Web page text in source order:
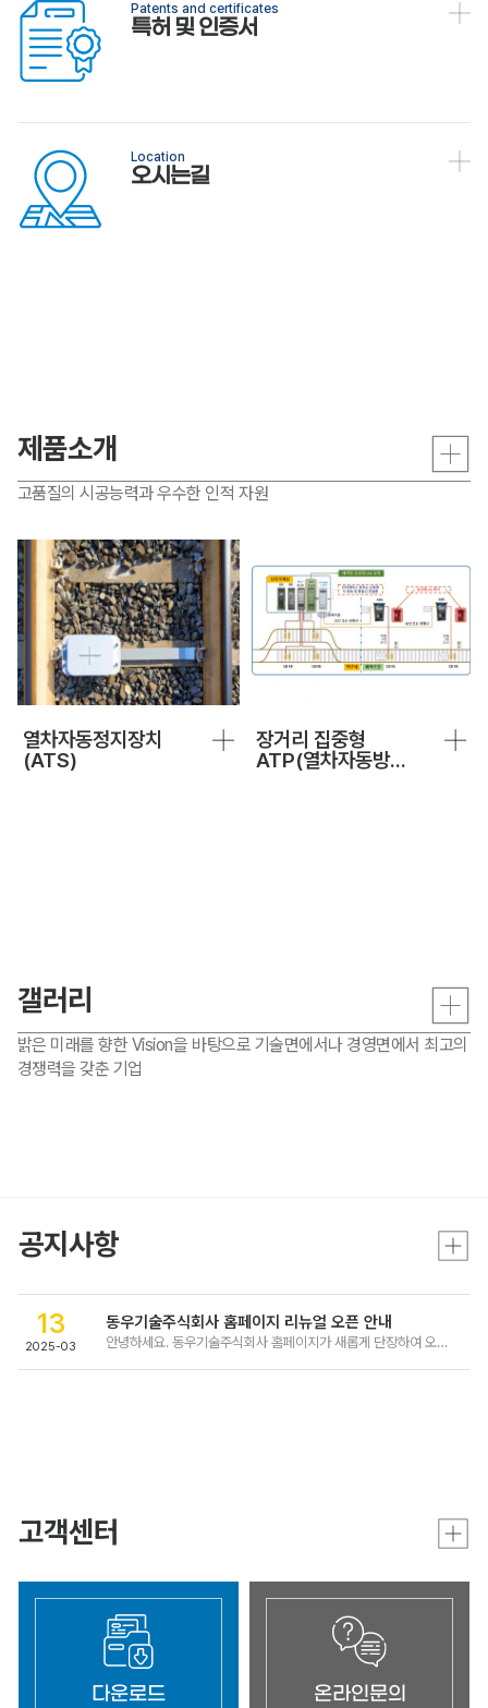
Patents and certificates
특허 및 인증서
Location
오시는길
제품소개
고품질의 시공능력과 우수한 인적 자원
열차자동정지장치
(ATS)
장거리 집중형
ATP(열차자동방호장치)
갤러리
밝은 미래를 향한 Vision을 바탕으로 기술면에서나 경영면에서 최고의
경쟁력을 갖춘 기업
공지사항
13
2025-03
동우기술주식회사 홈페이지 리뉴얼 오픈 안내
안녕하세요. 동우기술주식회사 홈페이지가 새롭게 단장하여 오픈했습니다. 앞으로도 많은 관심과 성원 부탁드립니다. 감사합니다.
고객센터
다운로드 온라인문의